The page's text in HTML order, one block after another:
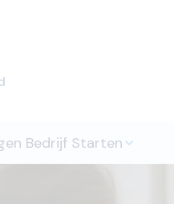
Bedrijf Starten